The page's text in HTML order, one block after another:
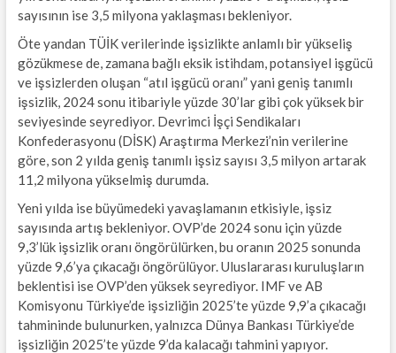
sayısının ise 3,5 milyona yaklaşması bekleniyor.
Öte yandan TÜİK verilerinde işsizlikte anlamlı bir yükseliş
gözükmese de, zamana bağlı eksik istihdam, potansiyel işgücü
ve işsizlerden oluşan “atıl işgücü oranı” yani geniş tanımlı
işsizlik, 2024 sonu itibariyle yüzde 30’lar gibi çok yüksek bir
seviyesinde seyrediyor. Devrimci İşçi Sendikaları
Konfederasyonu (DİSK) Araştırma Merkezi’nin verilerine
göre, son 2 yılda geniş tanımlı işsiz sayısı 3,5 milyon artarak
11,2 milyona yükselmiş durumda.
Yeni yılda ise büyümedeki yavaşlamanın etkisiyle, işsiz
sayısında artış bekleniyor. OVP’de 2024 sonu için yüzde
9,3’lük işsizlik oranı öngörülürken, bu oranın 2025 sonunda
yüzde 9,6’ya çıkacağı öngörülüyor. Uluslararası kuruluşların
beklentisi ise OVP’den yüksek seyrediyor. IMF ve AB
Komisyonu Türkiye’de işsizliğin 2025’te yüzde 9,9’a çıkacağı
tahmininde bulunurken, yalnızca Dünya Bankası Türkiye’de
işsizliğin 2025’te yüzde 9’da kalacağı tahmini yapıyor.